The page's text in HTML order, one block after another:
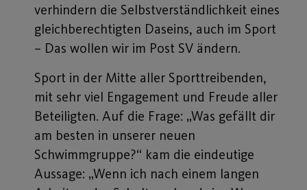
verhindern die Selbstverständlichkeit eines
gleichberechtigten Daseins, auch im Sport
– Das wollen wir im Post SV ändern.
Sport in der Mitte aller Sporttreibenden,
mit sehr viel Engagement und Freude aller
Beteiligten. Auf die Frage: „Was gefällt dir
am besten in unserer neuen
Schwimmgruppe?“ kam die eindeutige
Aussage: „Wenn ich nach einem langen